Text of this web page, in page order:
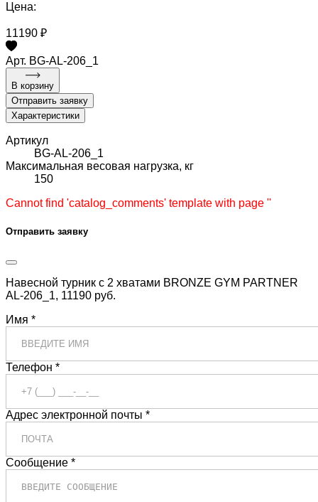
Цена:
11190 ₽
Арт. BG-AL-206_1
В корзину
Отправить заявку
Характеристики
Артикул
BG-AL-206_1
Максимальная весовая нагрузка, кг
150
Cannot find 'catalog_comments' template with page ''
Отправить заявку
Навесной турник с 2 хватами BRONZE GYM PARTNER
AL-206_1, 11190 руб.
Имя *
Телефон *
Адрес электронной почты *
Сообщение *